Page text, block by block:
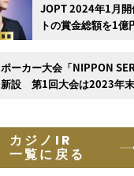
JOPT 2024年1月
トの賞金総額を1億
ポーカー大会「NIPPON
新設 第1回大会は2023年
カジノIR
一覧に戻る